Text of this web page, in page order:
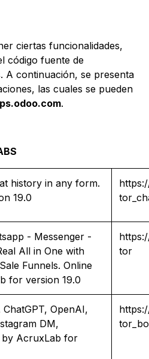
ciertas funcionalidades,
código fuente de
A continuación, se presenta
las cuales se pueden
.
history in any form.
19.0
- Messenger -
All in One with
Funnels. Online
for version 19.0
tor
OpenAI,
DM,
by AcruxLab for